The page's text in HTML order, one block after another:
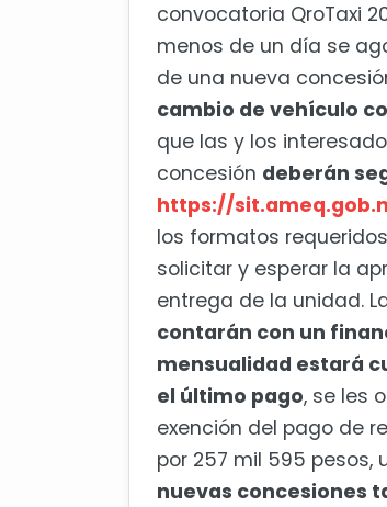
convocatoria QroTaxi
menos de un día se
de una nueva
cambio de vehículo
que las y los
concesión deberán
https://
los formatos
solicitar y esperar la
entrega de la unidad.
contarán con un
mensualidad estará
el último pago, se les
exención del pago de
por 257 mil 595 pesos,
nuevas concesiones